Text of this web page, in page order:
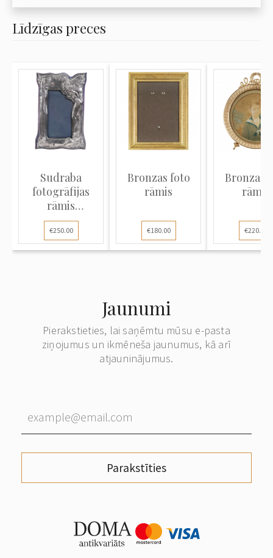
Līdzīgas preces
Sudraba
fotogrāfijas
rāmis
jūgendstilā
€250.00
Bronzas foto
rāmis
€180.00
Bronzas
rāmis
€220.00
Jaunumi
Pierakstieties, lai saņēmtu mūsu e-pasta
ziņojumus un ikmēneša jaunumus, kā arī
atjauninājumus.
Parakstīties